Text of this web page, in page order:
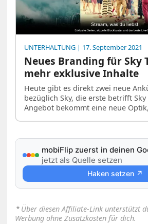
UNTERHALTUNG | 17. September 2021
Neues Branding für Sky
mehr exklusive Inhalte
Heute gibt es direkt zwei neue
bezüglich Sky, die erste betrifft Sky
Angebot bekommt eine neue
mobiFlip zuerst in deinen
jetzt als Quelle setzen
Haken setzen ↗
⋆ Über diesen Affiliate-Link unterstützt
Werbung ohne Zusatzkosten für dich.